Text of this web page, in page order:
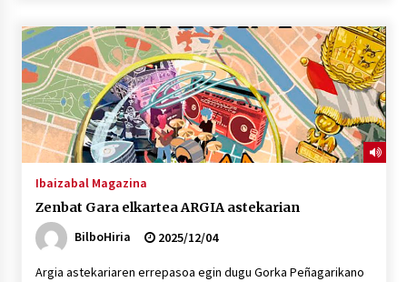
Ibaizabal Magazina
Zenbat Gara elkartea ARGIA astekarian
BilboHiria
2025/12/04
Argia astekariaren errepasoa egin dugu Gorka Peñagarikano